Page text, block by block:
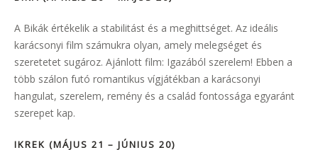
A Bikák értékelik a stabilitást és a meghittséget. Az ideális
karácsonyi film számukra olyan, amely melegséget és
szeretetet sugároz. Ajánlott film: Igazából szerelem! Ebben a
több szálon futó romantikus vígjátékban a karácsonyi
hangulat, szerelem, remény és a család fontossága egyaránt
szerepet kap.
IKREK (MÁJUS 21 – JÚNIUS 20)